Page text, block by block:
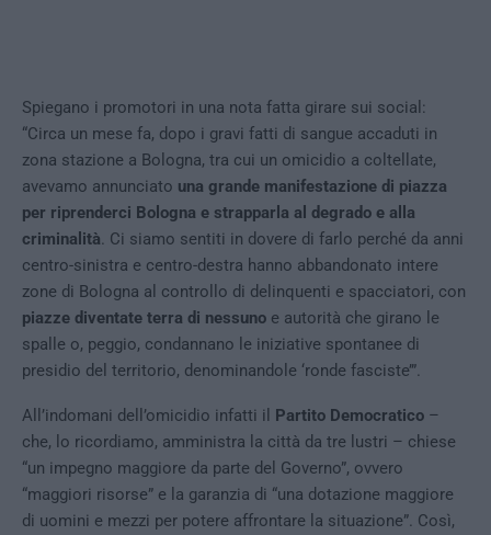
Spiegano i promotori in una nota fatta girare sui social:
“Circa un mese fa, dopo i gravi fatti di sangue accaduti in
zona stazione a Bologna, tra cui un omicidio a coltellate,
avevamo annunciato una grande manifestazione di piazza
per riprenderci Bologna e strapparla al degrado e alla
criminalità. Ci siamo sentiti in dovere di farlo perché da anni
centro-sinistra e centro-destra hanno abbandonato intere
zone di Bologna al controllo di delinquenti e spacciatori, con
piazze diventate terra di nessuno e autorità che girano le
spalle o, peggio, condannano le iniziative spontanee di
presidio del territorio, denominandole ‘ronde fasciste’”.
All’indomani dell’omicidio infatti il Partito Democratico –
che, lo ricordiamo, amministra la città da tre lustri – chiese
“un impegno maggiore da parte del Governo”, ovvero
“maggiori risorse” e la garanzia di “una dotazione maggiore
di uomini e mezzi per potere affrontare la situazione”. Così,